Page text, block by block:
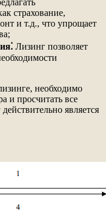
страхование,
и т.д., что упрощает
Лизинг позволяет
необходимо
и просчитать все
является